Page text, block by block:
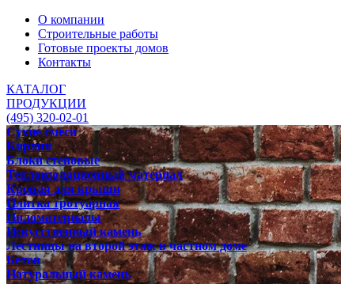
О компании
Строительные работы
Готовые проекты домов
Контакты
КАТАЛОГ
ПРОДУКЦИИ
(495) 320-02-01
Сухие смеси
Кирпич
Блоки стеновые
Теплоизоляционный материал
Кровля для крыши
Плитка тротуарная
Пиломатериалы
Искусственный камень
Лестницы на второй этаж в частном доме
Бетон
Натуральный камень